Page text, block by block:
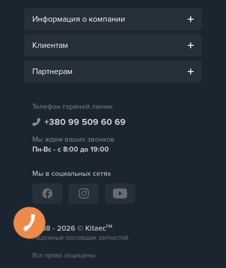
Информация о компании
Клиентам
Партнерам
Телефон горячей линии:
+380 99 509 60 69
Мы ждем ваших звонков
Пн-Вс - с 8:00 до 19:00
Мы в социальных сетях
2008 - © Kitaecтм
Надежный поставщик запчастей.
Все права защищены.